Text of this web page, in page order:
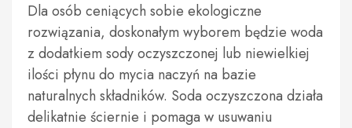
Dla osób ceniących sobie ekologiczne
rozwiązania, doskonałym wyborem będzie woda
z dodatkiem sody oczyszczonej lub niewielkiej
ilości płynu do mycia naczyń na bazie
naturalnych składników. Soda oczyszczona działa
delikatnie ściernie i pomaga w usuwaniu